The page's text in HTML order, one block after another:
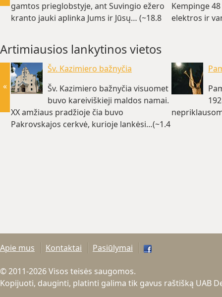
gamtos prieglobstyje, ant Suvingio ežero
kranto jauki aplinka Jums ir Jūsų… (~18.8
Kempinge
elektros ir
Artimiausios lankytinos vietos
Šv. Kazimiero bažnyčia
Šv. Kazimiero bažnyčia visuomet
buvo kareiviškieji maldos namai.
XX amžiaus pradžioje čia buvo
Pakrovskajos cerkvė, kurioje lankėsi…(~1.4
«
Apie mus Kontaktai Pasiūlymai
© 2011-2026 Visos teisės saugomos.
Kopijuoti, dauginti, platinti galima tik gavus raštišką UAB